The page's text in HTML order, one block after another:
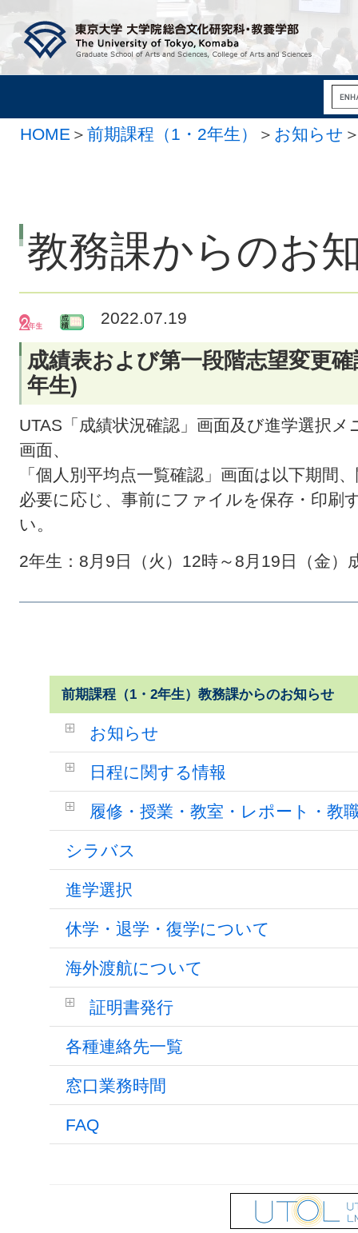
HOME ＞ 前期課程（1・2年生） ＞ お知らせ
教務課からのお
2022.07.19
成績表および第一段階志望変更
年生)
UTAS「成績状況確認」画面及び進学選択
画面、
「個人別平均点一覧確認」画面は以下期間
必要に応じ、事前にファイルを保存・印刷
い。
2年生：8月9日（火）12時～8月19日（金）
前期課程（1・2年生）教務課からのお知らせ
お知らせ
日程に関する情報
履修・授業・教室・レポート・教
シラバス
進学選択
休学・退学・復学について
海外渡航について
証明書発行
各種連絡先一覧
窓口業務時間
FAQ